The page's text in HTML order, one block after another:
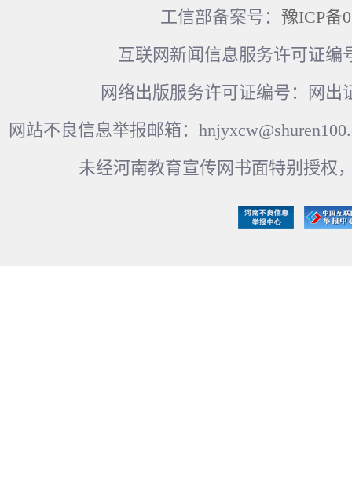
工信部备案号： 豫ICP备
互联网新闻信息服务许可证编
网络出版服务许可证编号：网出
网站不良信息举报邮箱：
未经河南教育宣传网书面特别授权